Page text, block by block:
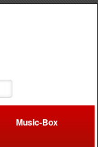
Music-Box